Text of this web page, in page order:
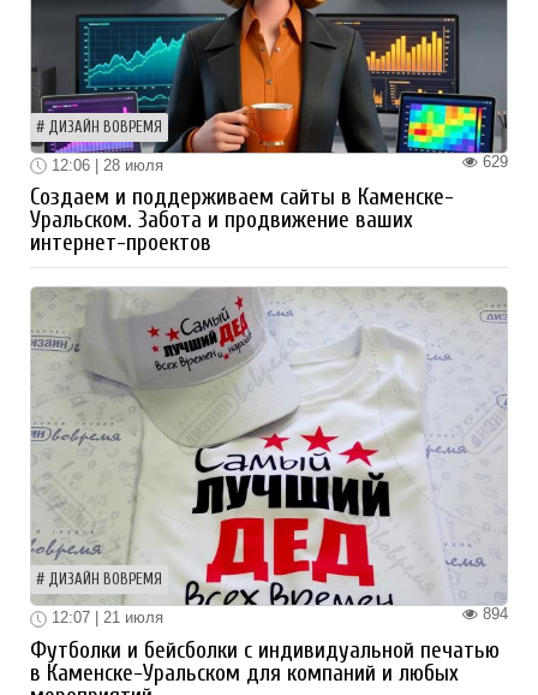
ДИЗАЙН ВОВРЕМЯ
629
12:06 | 28 июля
Создаем и поддерживаем сайты в Каменске-
Уральском. Забота и продвижение ваших
интернет-проектов
ДИЗАЙН ВОВРЕМЯ
894
12:07 | 21 июля
Футболки и бейсболки с индивидуальной печатью
в Каменске-Уральском для компаний и любых